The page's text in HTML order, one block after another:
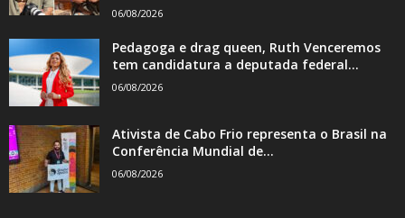
06/08/2026
Pedagoga e drag queen, Ruth Venceremos
tem candidatura a deputada federal...
06/08/2026
Ativista de Cabo Frio representa o Brasil na
Conferência Mundial de...
06/08/2026